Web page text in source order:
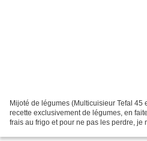
Mijoté de légumes (Multicuisieur Tefal 45
recette exclusivement de légumes, en
frais au frigo et pour ne pas les perdre, je